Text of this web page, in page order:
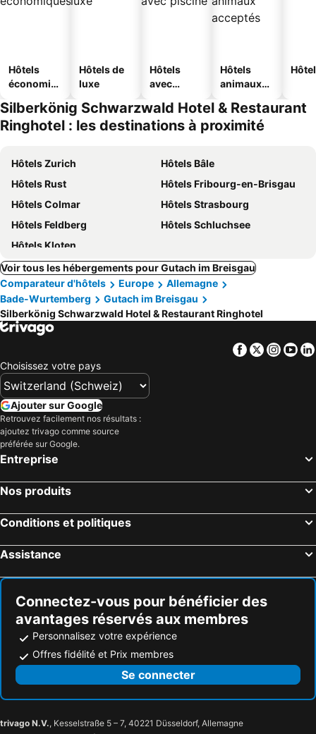
Hôtels
économiq
Hôtels de
luxe
Hôtels
avec
Hôtels
animaux
Silberkönig Schwarzwald Hotel & Restaurant
Ringhotel : les destinations à proximité
Hôtels Zurich
Hôtels Bâle
Hôtels Rust
Hôtels Fribourg-en-Brisgau
Hôtels Colmar
Hôtels Strasbourg
Hôtels Feldberg
Hôtels Schluchsee
Hôtels Kloten
Voir tous les hébergements pour Gutach im Breisgau
Comparateur d'hôtels
Europe
Allemagne
Bade-Wurtemberg
Gutach im Breisgau
Silberkönig Schwarzwald Hotel & Restaurant Ringhotel
Facebook
Twitter
Choisissez votre pays
Ajouter sur Google
Retrouvez facilement nos résultats :
ajoutez trivago comme source
préférée sur Google.
Entreprise
Nos produits
Conditions et politiques
Assistance
Connectez-vous pour bénéficier des
avantages réservés aux membres
Personnalisez votre expérience
Offres fidélité et Prix membres
Se connecter
trivago N.V., Kesselstraße 5 – 7, 40221 Düsseldorf, Allemagne